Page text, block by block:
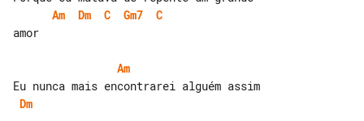
Am
Dm C Gm7
C
amor
Am
Dm